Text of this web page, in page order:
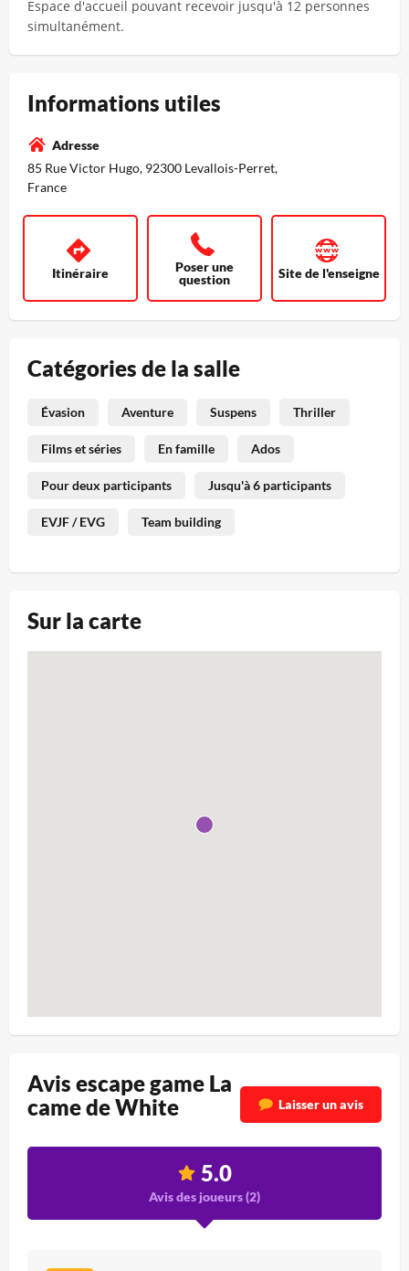
Espace d'accueil pouvant recevoir jusqu'à 12 personnes
simultanément.
Informations utiles
Adresse
85 Rue Victor Hugo, 92300 Levallois-Perret,
France
Itinéraire
Poser une
question
Site de l'enseigne
Catégories de la salle
Évasion Aventure Suspens Thriller
Films et séries En famille Ados
Pour deux participants Jusqu'à 6 participants
EVJF / EVG Team building
Sur la carte
Avis escape game La
came de White
Laisser un avis
5.0
Avis des joueurs (2)